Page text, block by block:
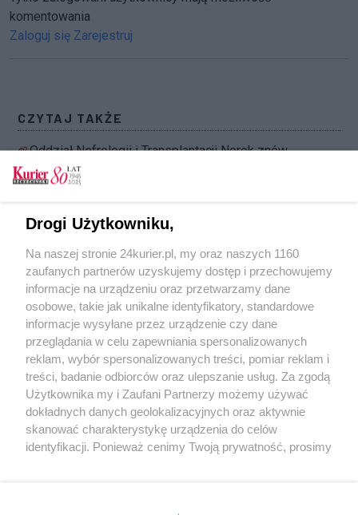
komentowania
Zaloguj się Zarejestruj
CZYTAJ TAKŻE
Oddział Nefrologii i Transplantacji Nerek znów
wykonuje przeszczepy. Na Arkońskiej wraca
normalność
Jest dofinansowanie dla szpitala przy
Arkońskiej
Pierwsi szczecinianie już zaszczepieni!
[GALERIA]
POGODA
26℃
Zobacz prognozę na 3 dni
Drogi Użytkowniku,
Na naszej stronie 24kurier.pl, my oraz naszych 1160
zaufanych partnerów uzyskujemy dostęp i przechowujemy
informacje na urządzeniu oraz przetwarzamy dane
osobowe, takie jak unikalne identyfikatory, standardowe
informacje wysyłane przez urządzenie czy dane
przeglądania w celu zapewniania spersonalizowanych
reklam, wybór spersonalizowanych treści, pomiar reklam i
treści, badanie odbiorców oraz ulepszanie usług. Za zgodą
Użytkownika my i Zaufani Partnerzy możemy używać
dokładnych danych geolokalizacyjnych oraz aktywnie
skanować charakterystykę urządzenia do celów
identyfikacji. Ponieważ cenimy Twoją prywatność, prosimy